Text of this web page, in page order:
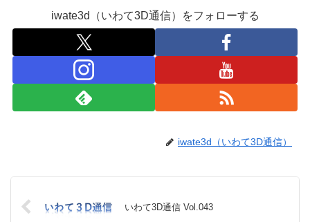
iwate3d（いわて3D通信）をフォローする
iwate3d（いわて3D通信）
いわて3D通信 Vol.043